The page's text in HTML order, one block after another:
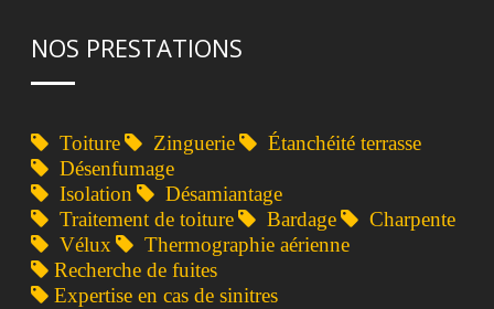
NOS PRESTATIONS
Toiture Zinguerie
Étanchéité terrasse
Désenfumage
Isolation
Désamiantage
Traitement de toiture
Bardage
Charpente
Vélux
Thermographie aérienne
Recherche de fuites
Expertise en cas de sinitres